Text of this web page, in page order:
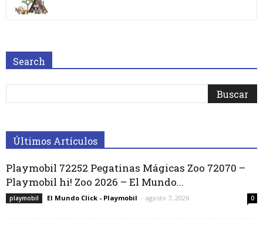
Search
Últimos Artículos
Playmobil 72252 Pegatinas Mágicas Zoo 72070 –
Playmobil hi! Zoo 2026 – El Mundo...
playmobil El Mundo Click - Playmobil - agosto 7, 2026 0